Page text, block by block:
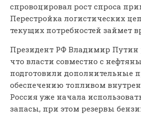
спровоцировал рост спроса
Перестройка логистических
текущих потребностей займет
Президент РФ Владимир Путин
что власти совместно с
подготовили дополнительные
обеспечению топливом
Россия уже начала
запасы, при этом резервы